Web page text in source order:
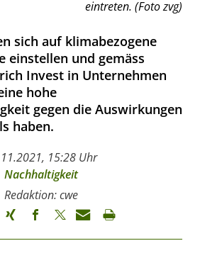
eintreten. (Foto zvg)
sich auf klimabezogene
einstellen und gemäss
Invest in Unternehmen
hohe
gegen die Auswirkungen
haben.
15:28 Uhr
Nachhaltigkeit
Redaktion: cwe